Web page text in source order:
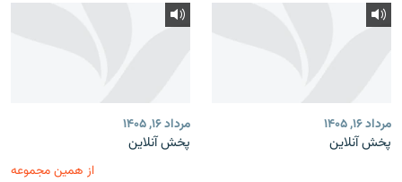
مرداد ۱۶, ۱۴۰۵
پخش آنلاین
مرداد ۱۶, ۱۴۰۵
پخش آنلاین
از همین مجموعه